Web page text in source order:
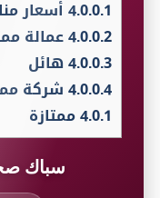
4.0.0.1أسعار
4.0.0.2عمالة
4.0.0.3هائل
4.0.0.4شركة
4.0.1ممتازة
سباك